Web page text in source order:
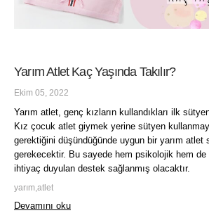
Yarım Atlet Kaç Yaşında Takılır?
Ekim 05, 2022
Yarım atlet, genç kızların kullandıkları ilk
Kız çocuk atlet giymek yerine sütyen
gerektiğini düşündüğünde uygun bir yarım atlet
gerekecektir. Bu sayede hem psikolojik hem de
ihtiyaç duyulan destek sağlanmış olacaktır.
yarım,atlet
Devamını oku